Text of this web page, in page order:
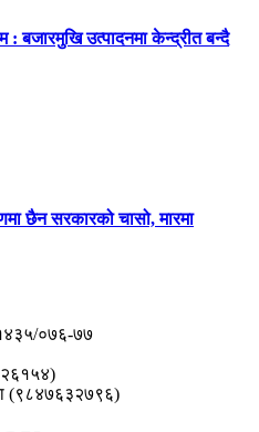
बजारमुखि उत्पादनमा केन्द्रीत बन्दै
छैन सरकारको चासो, मारमा
१४३५/०७६-७७
(९८४७६३२७९६)